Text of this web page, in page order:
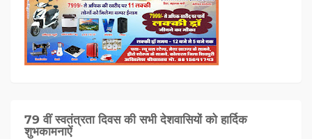
79 वीं स्वतंत्रता दिवस की सभी देशवासियों को हार्दिक
शुभकामनाऐं